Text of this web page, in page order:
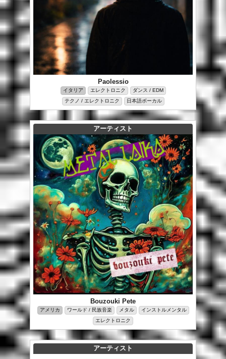
Paolessio
イタリア エレクトロニク
ダンス / EDM
テクノ / エレクトロニク
日本語ボーカル
アーティスト
Bouzouki Pete
アメリカ ワールド / 民族音楽 メタル
インストルメンタル
エレクトロニク
アーティスト